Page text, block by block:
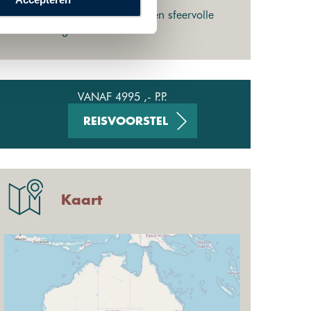
Overnachting in hotels en sfeervolle
cottages
VANAF 4995 ,- P.P.
REISVOORSTEL
Kaart